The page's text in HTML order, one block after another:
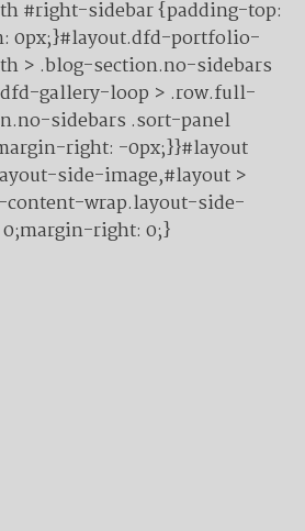
#right-sidebar {padding-top:
0px;}#layout.dfd-portfolio-
> .blog-section.no-sidebars
gallery-loop > .row.full-
sidebars .sort-panel
right: -0px;}}#layout
side-image,#layout >
wrap.layout-side-
right: 0;}